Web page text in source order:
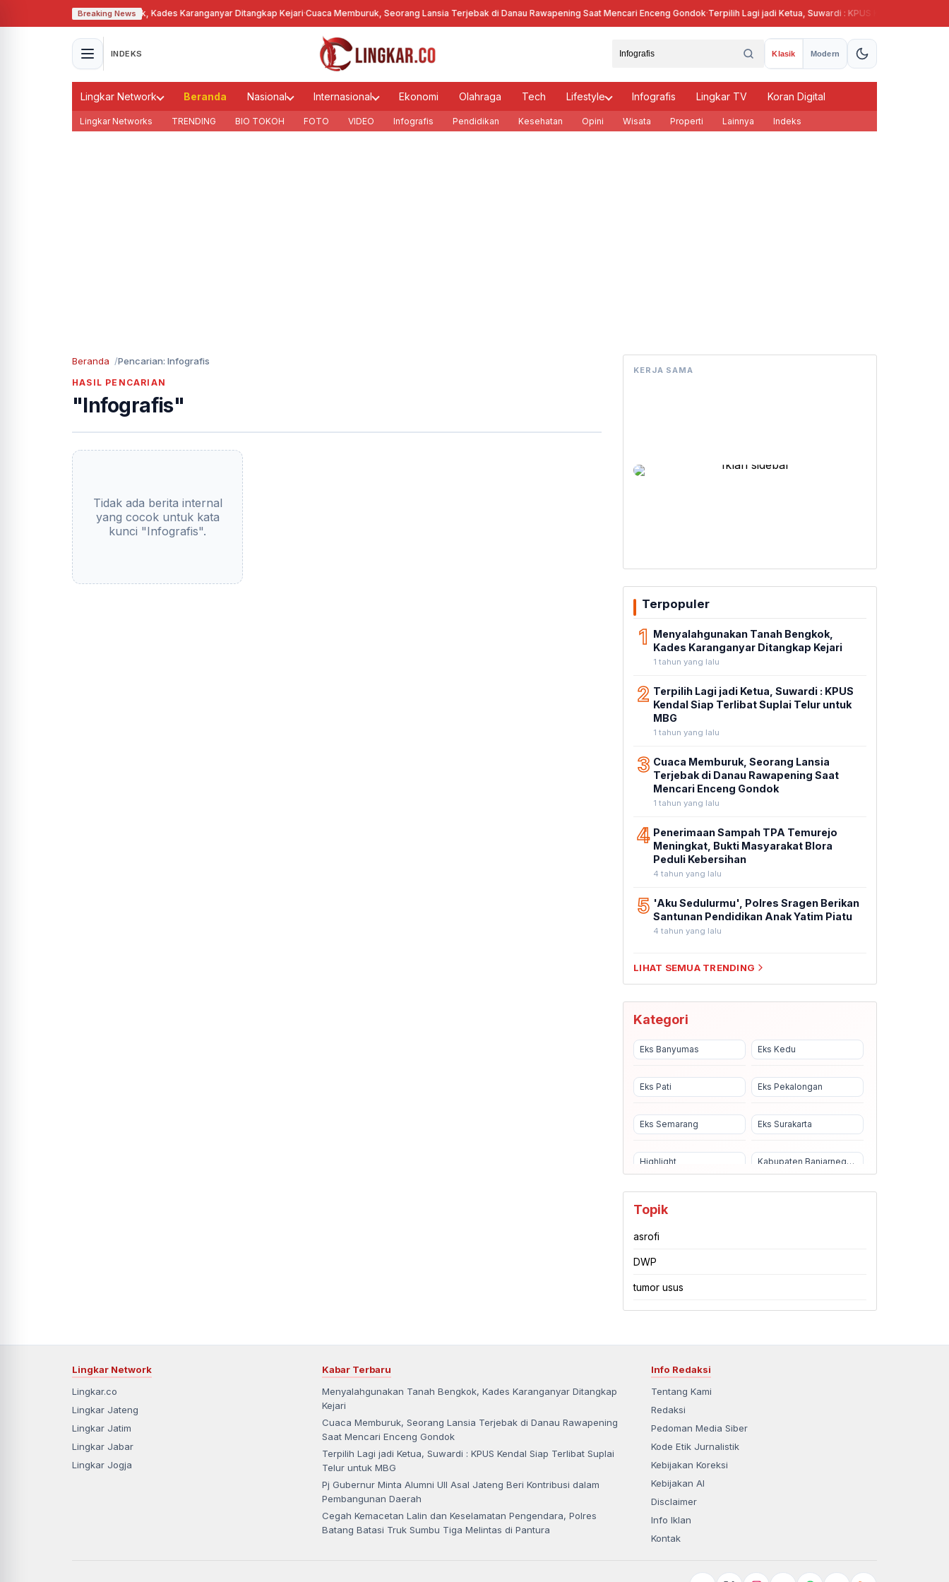
Breaking News
Tanah Bengkok, Kades Karanganyar Ditangkap Kejari·Cuaca Memburuk, Seorang Lansia Terjebak di Danau Rawapening Saat Mencari Enceng Gondok·Terpilih Lagi jadi Ketua, Suwardi : KPUS Kendal Siap Terlibat
INDEKS Klasik Modern
Lingkar Network Beranda Nasional Internasional Ekonomi Olahraga Tech Lifestyle Infografis Lingkar TV Koran Digital
Lingkar Networks TRENDING BIO TOKOH FOTO VIDEO Infografis Pendidikan Kesehatan Opini Wisata Properti Lainnya Indeks
Beranda Pencarian: Infografis
HASIL PENCARIAN
"Infografis"
Tidak ada berita internal
yang cocok untuk kata
kunci "Infografis".
KERJA SAMA
Terpopuler
1 Menyalahgunakan Tanah Bengkok,
Kades Karanganyar Ditangkap Kejari
1 tahun yang lalu
2 Terpilih Lagi jadi Ketua, Suwardi : KPUS
Kendal Siap Terlibat Suplai Telur untuk
MBG
1 tahun yang lalu
3 Cuaca Memburuk, Seorang Lansia
Terjebak di Danau Rawapening Saat
Mencari Enceng Gondok
1 tahun yang lalu
4 Penerimaan Sampah TPA Temurejo
Meningkat, Bukti Masyarakat Blora
Peduli Kebersihan
4 tahun yang lalu
5 'Aku Sedulurmu', Polres Sragen Berikan
Santunan Pendidikan Anak Yatim Piatu
4 tahun yang lalu
LIHAT SEMUA TRENDING
Kategori
Eks Banyumas Eks Kedu
Eks Pati Eks Pekalongan
Eks Semarang Eks Surakarta
Highlight Kabupaten Banjarnegara
Kabupaten Blora
Kabupaten Demak Kabupaten Grobogan
Kabupaten Kebumen
Topik
asrofi
DWP
tumor usus
Lingkar Network
Lingkar.co
Lingkar Jateng
Lingkar Jatim
Lingkar Jabar
Lingkar Jogja
Kabar Terbaru
Menyalahgunakan Tanah Bengkok, Kades Karanganyar Ditangkap
Kejari
Cuaca Memburuk, Seorang Lansia Terjebak di Danau Rawapening
Saat Mencari Enceng Gondok
Terpilih Lagi jadi Ketua, Suwardi : KPUS Kendal Siap Terlibat Suplai
Telur untuk MBG
Pj Gubernur Minta Alumni UII Asal Jateng Beri Kontribusi dalam
Pembangunan Daerah
Cegah Kemacetan Lalin dan Keselamatan Pengendara, Polres
Batang Batasi Truk Sumbu Tiga Melintas di Pantura
Info Redaksi
Tentang Kami
Redaksi
Pedoman Media Siber
Kode Etik Jurnalistik
Kebijakan Koreksi
Kebijakan AI
Disclaimer
Info Iklan
Kontak